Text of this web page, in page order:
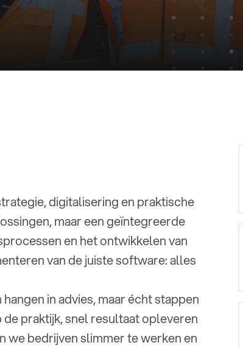
digitalisering en praktische
maar een geïntegreerde
en het ontwikkelen van
van de juiste software: alles
in advies, maar écht stappen
praktijk, snel resultaat opleveren
we bedrijven slimmer te werken en